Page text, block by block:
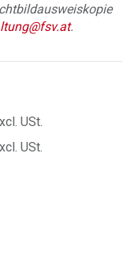
.
USt.
USt.